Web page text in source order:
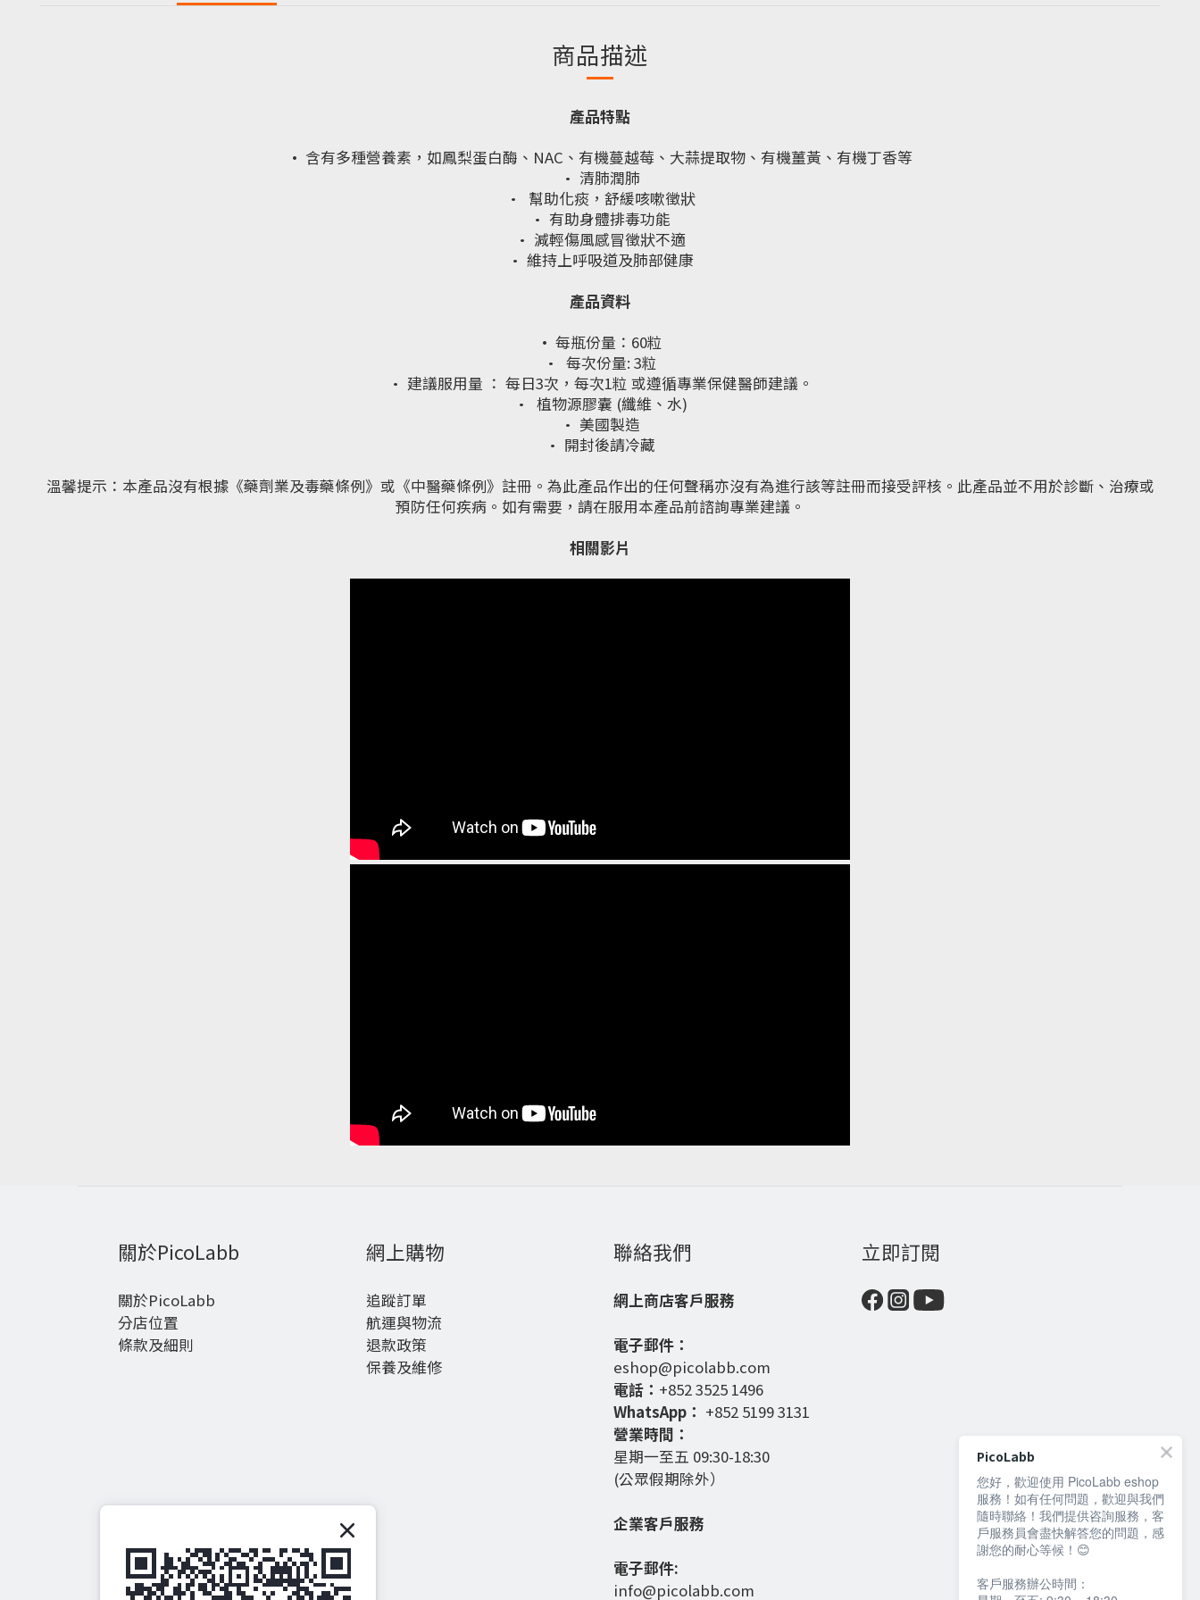
商品描述
產品特點
· 含有多種營養素，如鳳梨蛋白酶、NAC、有機蔓越莓、大蒜提取物、有機薑黃、有機丁香等
· 清肺潤肺
· 幫助化痰，舒緩咳嗽徵狀
· 有助身體排毒功能
· 減輕傷風感冒徵狀不適
· 維持上呼吸道及肺部健康
產品資料
· 每瓶份量：60粒
· 每次份量: 3粒
· 建議服用量 ： 每日3次，每次1粒 或遵循專業保健醫師建議。
· 植物源膠囊 (纖維、水)
· 美國製造
· 開封後請冷藏
溫馨提示：本產品沒有根據《藥劑業及毒藥條例》或《中醫藥條例》註冊。為此產品作出的任何聲稱亦沒有為進行該等註冊而接受評核。此產品並不用於診斷、治療或
預防任何疾病。如有需要，請在服用本產品前諮詢專業建議。
相關影片
關於PicoLabb
關於PicoLabb
分店位置
條款及細則
網上購物
追蹤訂單
航運與物流
退款政策
保養及維修
聯絡我們
網上商店客戶服務
電子郵件：
eshop@picolabb.com
電話： +852 3525 1496
WhatsApp： +852 5199 3131
營業時間：
星期一至五 09:30-18:30
(公眾假期除外）
企業客戶服務
電子郵件:
info@picolabb.com
立即訂閱
PicoLabb
您好，歡迎使用 PicoLabb eshop
服務！如有任何問題，歡迎與我們
隨時聯絡！我們提供咨詢服務，客
戶服務員會盡快解答您的問題，感
謝您的耐心等候！😊
客戶服務辦公時間：